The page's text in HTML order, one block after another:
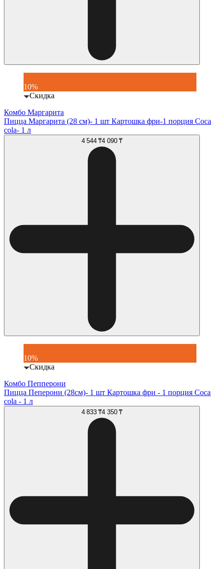
10%
Скидка
Комбо Маргарита
Пицца Маргарита (28 см)- 1 шт Картошка фри-1 порция Coca
cola- 1 л
4 544 ₸4 090 ₸
10%
Скидка
Комбо Пепперони
Пицца Пеперони (28см)- 1 шт Картошка фри - 1 порция Coca
cola - 1 л
4 833 ₸4 350 ₸